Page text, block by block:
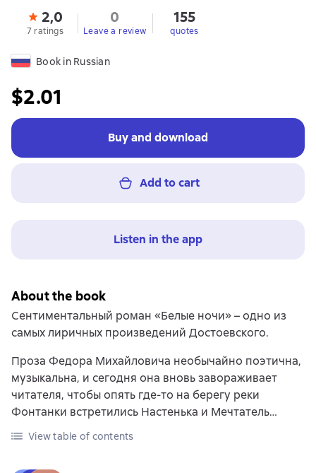
2,0
7 ratings
0
Leave a review
155
quotes
Book in Russian
$2.01
Buy and download
Add to cart
Listen in the app
About the book
Сентиментальный роман «Белые ночи» – одно из
самых лиричных произведений Достоевского.
Проза Федора Михайловича необычайно поэтична,
музыкальна, и сегодня она вновь завораживает
читателя, чтобы опять где-то на берегу реки
Фонтанки встретились Настенька и Мечтатель…
View table of contents